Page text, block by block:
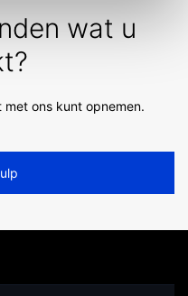
wat u
ons kunt opnemen.